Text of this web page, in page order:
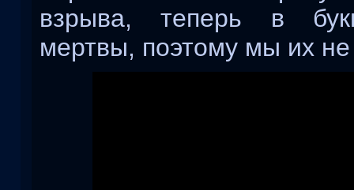
взрыва, теперь в
мертвы, поэтому мы их